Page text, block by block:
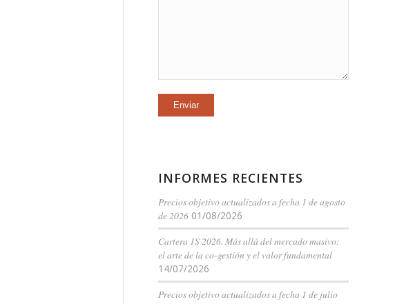
INFORMES RECIENTES
Precios objetivo actualizados a fecha 1 de agosto
de 2026 01/08/2026
Cartera 1S 2026. Más allá del mercado masivo:
el arte de la co-gestión y el valor fundamental
14/07/2026
Precios objetivo actualizados a fecha 1 de julio